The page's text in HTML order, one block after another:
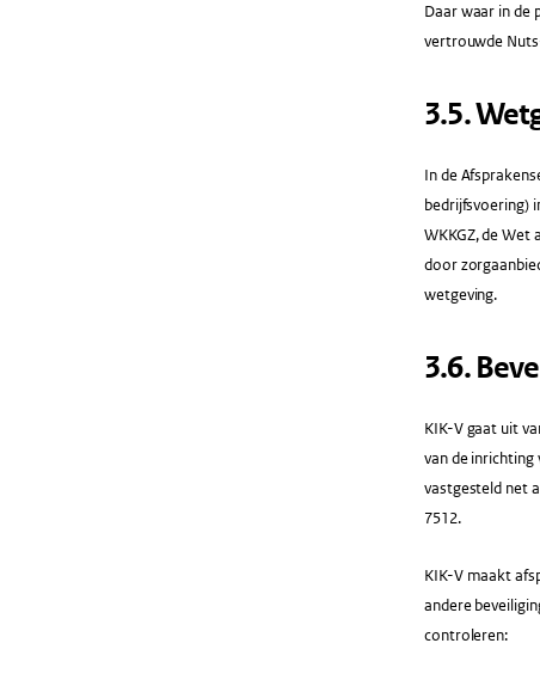
Daar waar in de
vertrouwde
3.5.​
In de
bedrijfsvoering)
WKKGZ, de
door
wetgeving.
​3.6.​
KIK-V gaat uit
van de inrichting
vastgesteld net
7512.
KIK-V maakt
andere
controleren: